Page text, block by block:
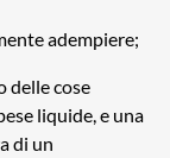
adempiere;
delle cose
liquide, e una
di un